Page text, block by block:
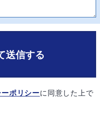
送信する
ポリシーに同意した上で